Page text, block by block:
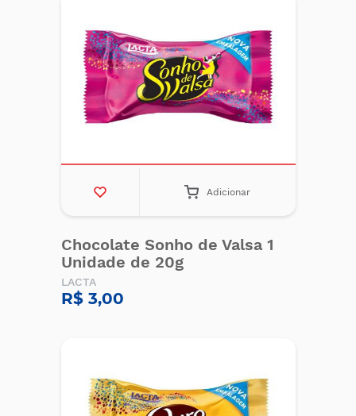
Adicionar
Chocolate Sonho de Valsa 1
Unidade de 20g
LACTA
R$ 3,00